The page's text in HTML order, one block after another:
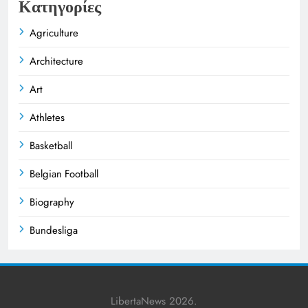
Κατηγορίες
Agriculture
Architecture
Art
Athletes
Basketball
Belgian Football
Biography
Bundesliga
LibertaNews 2026.